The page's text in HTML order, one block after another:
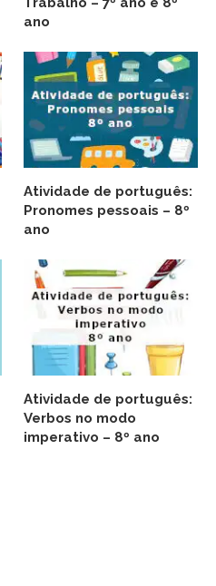
ano
Atividade de português:
Pronomes pessoais – 8º
ano
Atividade de português:
Verbos no modo
imperativo – 8º ano